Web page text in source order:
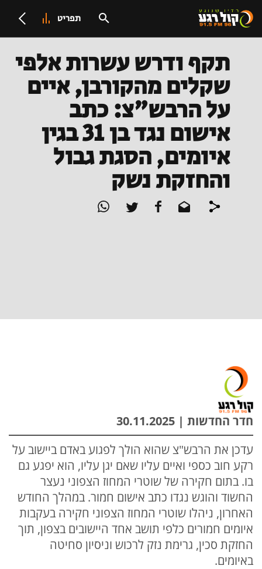
תפריט
תקף ודרש עשרות אלפי
שקלים מהקורבן, איים
על הרבש"צ: כתב
אישום נגד בן 31 בגין
איומים, הסגת גבול
והחזקת נשק
חדר החדשות | 30.11.2025
עדכן את הרבש"צ שהוא הולך לפגוע באדם ביישוב על
רקע חוב כספי ואיים עליו שאם יגן עליו, הוא יפגע גם
בו. בתום חקירה של שוטרי המחוז הצפוני נעצר
החשוד והוגש נגדו כתב אישום חמור. במהלך החודש
האחרון, ניהלו שוטרי המחוז הצפוני חקירה בעקבות
איומים חמורים כלפי תושב אחד היישובים בצפון, תוך
החזקת סכין, גרימת נזק לרכוש וניסיון סחיטה
באיומים.